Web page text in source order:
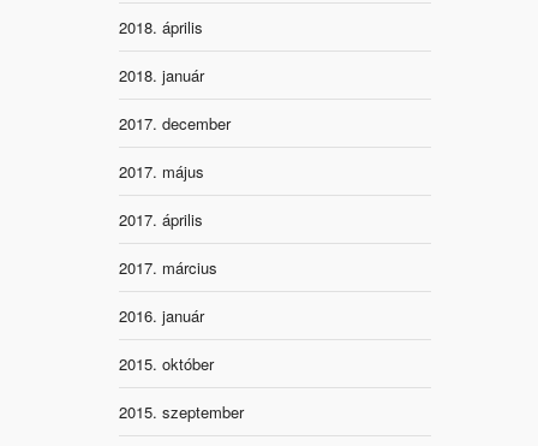
2018. április
2018. január
2017. december
2017. május
2017. április
2017. március
2016. január
2015. október
2015. szeptember